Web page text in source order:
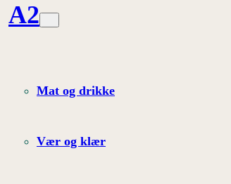
A2
Mat og drikke
Vær og klær